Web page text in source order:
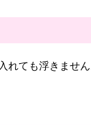
ても浮きません